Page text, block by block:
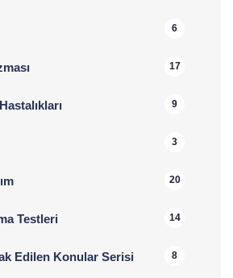
6
17
9
3
20
Testleri 14
Edilen Konular Serisi 8